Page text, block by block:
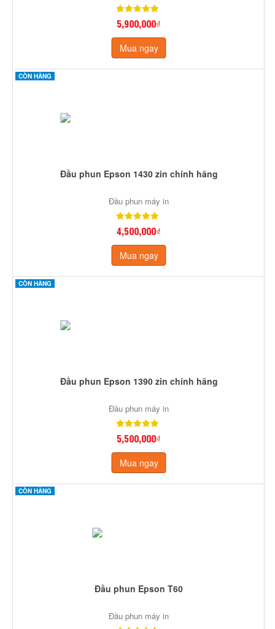
5,900,000₫
Mua ngay
CÒN HÀNG
Đầu phun Epson 1430 zin chính hãng
Đầu phun máy in
4,500,000₫
Mua ngay
CÒN HÀNG
Đầu phun Epson 1390 zin chính hãng
Đầu phun máy in
5,500,000₫
Mua ngay
CÒN HÀNG
Đầu phun Epson T60
Đầu phun máy in